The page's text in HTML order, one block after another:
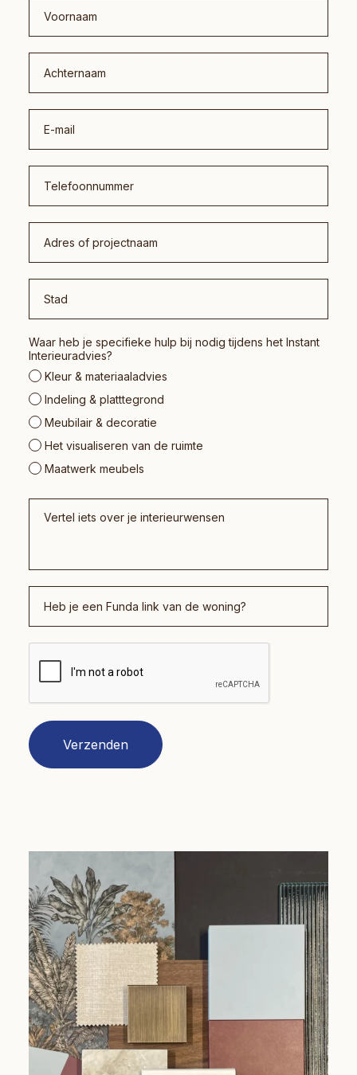
Waar heb je specifieke hulp bij nodig tijdens het Instant
Interieuradvies?
Kleur & materiaaladvies
Indeling & platttegrond
Meubilair & decoratie
Het visualiseren van de ruimte
Maatwerk meubels
Verzenden